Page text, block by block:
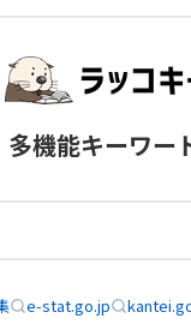
機能キーワー
e-stat.go.jp